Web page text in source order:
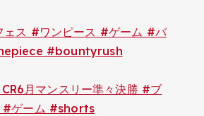
ェス #ワンピース #ゲーム #バ
#bountyrush
月マンスリー準々決勝 #ブ
ゲーム #shorts